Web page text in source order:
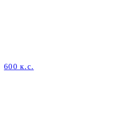
600 к.с.